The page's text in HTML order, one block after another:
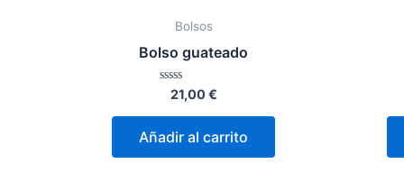
Bolsos
Bolso guateado
Valorado
0
5
21,00€
Añadir al carrito